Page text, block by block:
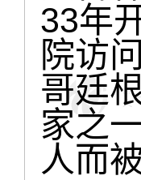
33年
院访
哥廷
家之
人而